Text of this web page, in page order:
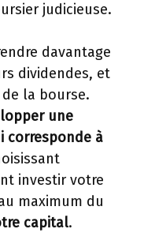
judicieuse.
davantage
dividendes, et
la bourse.
une
corresponde à
investir votre
maximum du
capital.